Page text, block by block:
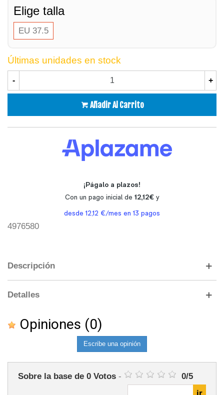
Elige talla
EU 37.5
Últimas unidades en stock
- +
Añadir Al Carrito
4976580
Descripción
Detalles
Opiniones (0)
Escribe una opinión
Sobre la base de 0 Votos - 0/5